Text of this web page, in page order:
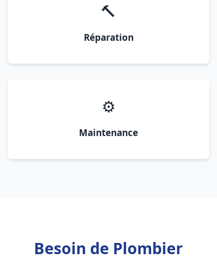
🔨
Réparation
⚙️
Maintenance
Besoin de Plombier